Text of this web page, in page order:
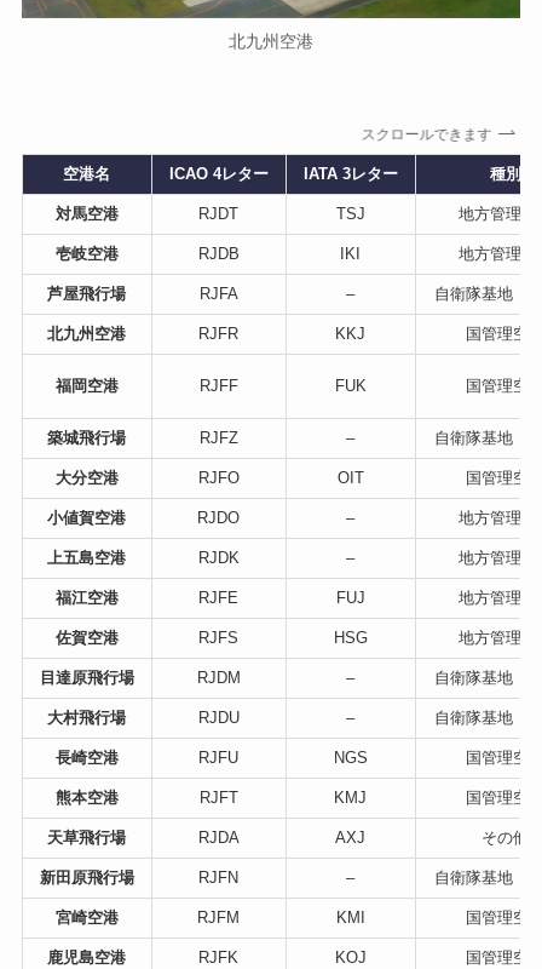
北九州空港
スクロールできます
空港名 ICAO 4レター IATA 3レター 種別
対馬空港 RJDT TSJ 地方管理空
壱岐空港 RJDB IKI 地方管理空
芦屋飛行場 RJFA – 自衛隊基地（
北九州空港 RJFR KKJ 国管理空
福岡空港 RJFF FUK 国管理空
築城飛行場 RJFZ – 自衛隊基地（
大分空港 RJFO OIT 国管理空
小値賀空港 RJDO – 地方管理空
上五島空港 RJDK – 地方管理空
福江空港 RJFE FUJ 地方管理空
佐賀空港 RJFS HSG 地方管理空
目達原飛行場 RJDM – 自衛隊基地（
大村飛行場 RJDU – 自衛隊基地（
長崎空港 RJFU NGS 国管理空
熊本空港 RJFT KMJ 国管理空
天草飛行場 RJDA AXJ その他
新田原飛行場 RJFN – 自衛隊基地（
宮崎空港 RJFM KMI 国管理空
鹿児島空港 RJFK KOJ 国管理空